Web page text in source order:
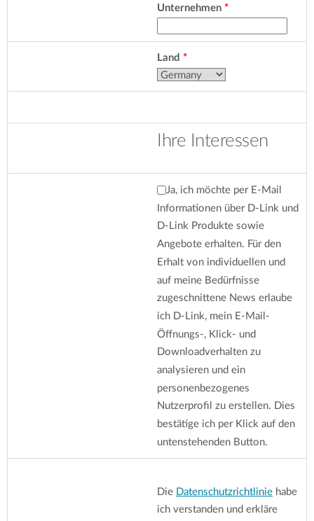
Unternehmen
Land
Ihre Interessen
Ja, ich möchte per E-Mail
Informationen über D-Link und
D-Link Produkte sowie
Angebote erhalten. Für den
Erhalt von individuellen und
auf meine Bedürfnisse
zugeschnittene News erlaube
ich D-Link, mein E-Mail-
Öffnungs-, Klick- und
Downloadverhalten zu
analysieren und ein
personenbezogenes
Nutzerprofil zu erstellen. Dies
bestätige ich per Klick auf den
untenstehenden Button.
Die Datenschutzrichtlinie habe
ich verstanden und erkläre